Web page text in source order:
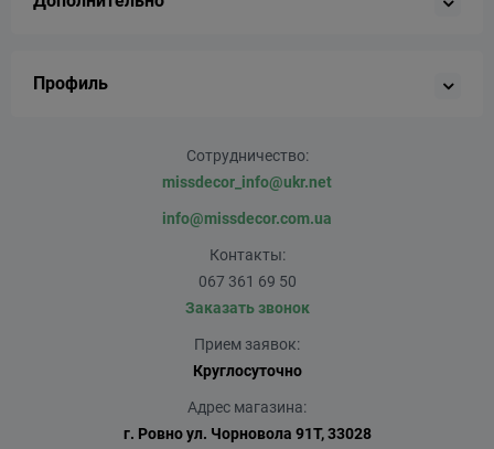
Профиль
Сотрудничество:
missdecor_info@ukr.net
info@missdecor.com.ua
Контакты:
067 361 69 50
Заказать звонок
Прием заявок:
Круглосуточно
Адрес магазина:
г. Ровно ул. Чорновола 91Т, 33028